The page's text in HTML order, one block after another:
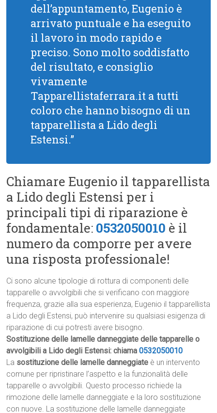
dell’appuntamento, Eugenio è
arrivato puntuale e ha eseguito
il lavoro in modo rapido e
preciso. Sono molto soddisfatto
del risultato, e consiglio
vivamente
Tapparellistaferrara.it a tutti
coloro che hanno bisogno di un
tapparellista a Lido degli
Estensi.”
Chiamare Eugenio il tapparellista
a Lido degli Estensi per i
principali tipi di riparazione è
fondamentale: 0532050010 è il
numero da comporre per avere
una risposta professionale!
Ci sono alcune tipologie di rottura di componenti delle
tapparelle o avvolgibili che si verificano con maggiore
frequenza, grazie alla sua esperienza, Eugenio il tapparellista
a Lido degli Estensi, può intervenire su qualsiasi esigenza di
riparazione di cui potresti avere bisogno.
Sostituzione delle lamelle danneggiate delle tapparelle o
avvolgibili a Lido degli Estensi: chiama0532050010
La sostituzione delle lamelle danneggiate è un intervento
comune per ripristinare l’aspetto e la funzionalità delle
tapparelle o avvolgibili. Questo processo richiede la
rimozione delle lamelle danneggiate e la loro sostituzione
con nuove. La sostituzione delle lamelle danneggiate